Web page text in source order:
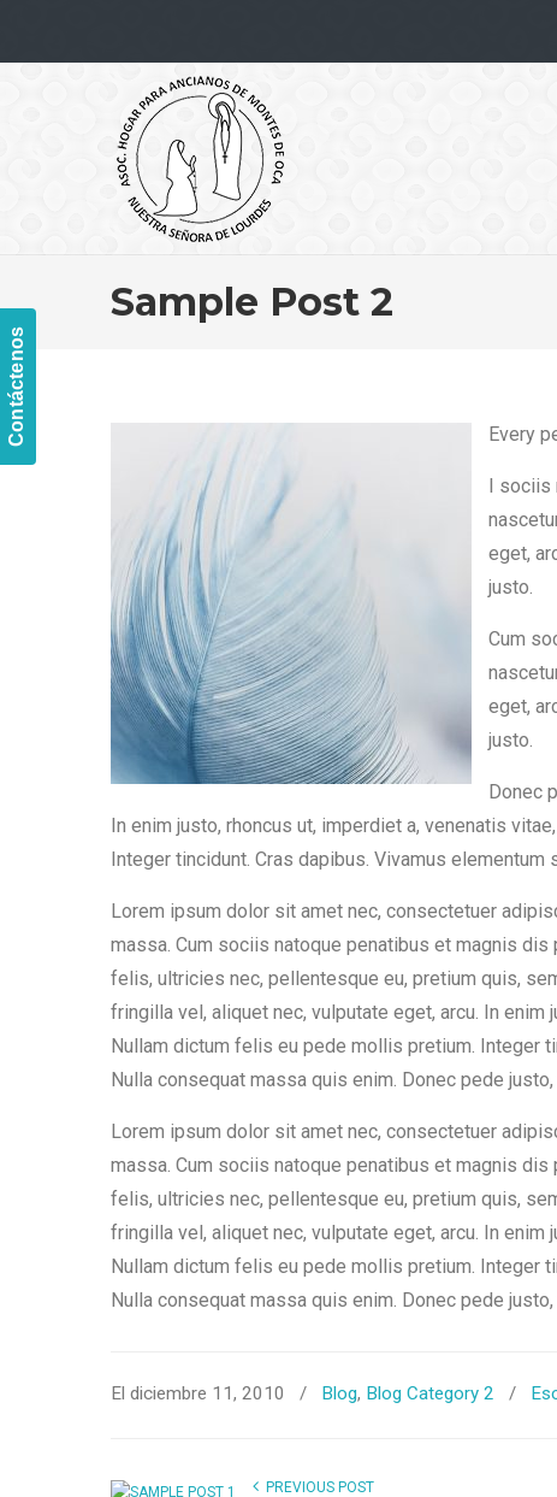
Contáctenos
Navigation
Sample Post 2
Every
I sociis
eget,
justo.
Cum
eget,
justo.
Donec
In enim justo, rhoncus ut, imperdiet a, venenatis
Integer tincidunt. Cras dapibus. Vivamus elementum
Lorem ipsum dolor sit amet nec, consectetuer
massa. Cum sociis natoque penatibus et magnis
felis, ultricies nec, pellentesque eu, pretium quis,
fringilla vel, aliquet nec, vulputate eget, arcu. In
Nullam dictum felis eu pede mollis pretium. Integer
Nulla consequat massa quis enim. Donec pede
Lorem ipsum dolor sit amet nec, consectetuer
massa. Cum sociis natoque penatibus et magnis
felis, ultricies nec, pellentesque eu, pretium quis,
fringilla vel, aliquet nec, vulputate eget, arcu. In
Nullam dictum felis eu pede mollis pretium. Integer
Nulla consequat massa quis enim. Donec pede
El diciembre 11, 2010 / Blog, Blog Category 2 /
PREVIOUS POST